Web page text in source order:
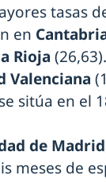
tasas
en
Rioja
Valenciana
sitúa en el
de Madrid
meses de